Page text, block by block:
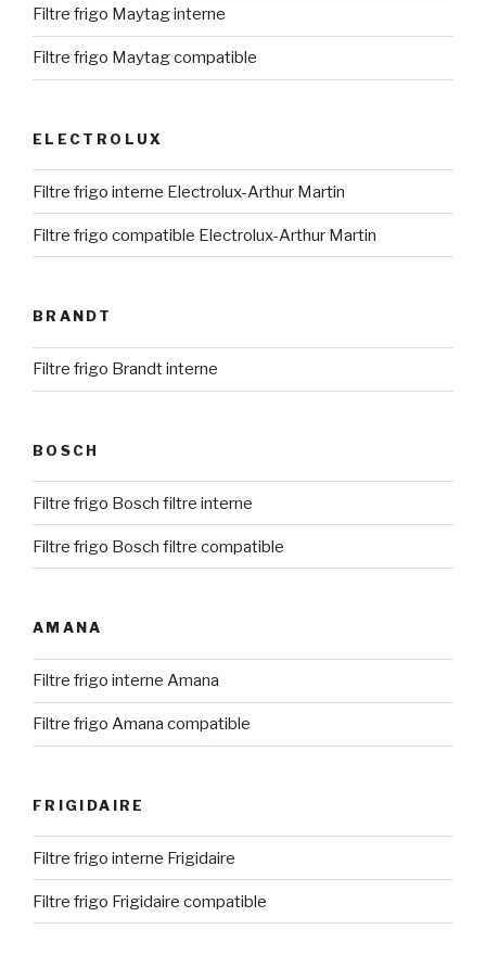
Filtre frigo Maytag interne
Filtre frigo Maytag compatible
ELECTROLUX
Filtre frigo interne Electrolux-Arthur Martin
Filtre frigo compatible Electrolux-Arthur Martin
BRANDT
Filtre frigo Brandt interne
BOSCH
Filtre frigo Bosch filtre interne
Filtre frigo Bosch filtre compatible
AMANA
Filtre frigo interne Amana
Filtre frigo Amana compatible
FRIGIDAIRE
Filtre frigo interne Frigidaire
Filtre frigo Frigidaire compatible